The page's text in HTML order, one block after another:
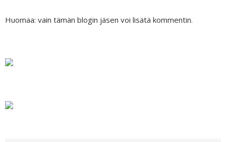
Huomaa: vain tämän blogin jäsen voi lisätä kommentin.